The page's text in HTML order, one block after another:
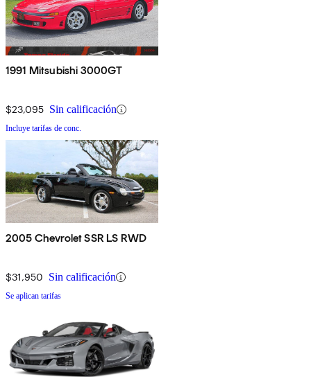
1991 Mitsubishi 3000GT
$23,095 Sin calificación
Incluye tarifas de conc.
2005 Chevrolet SSR LS RWD
$31,950 Sin calificación
Se aplican tarifas